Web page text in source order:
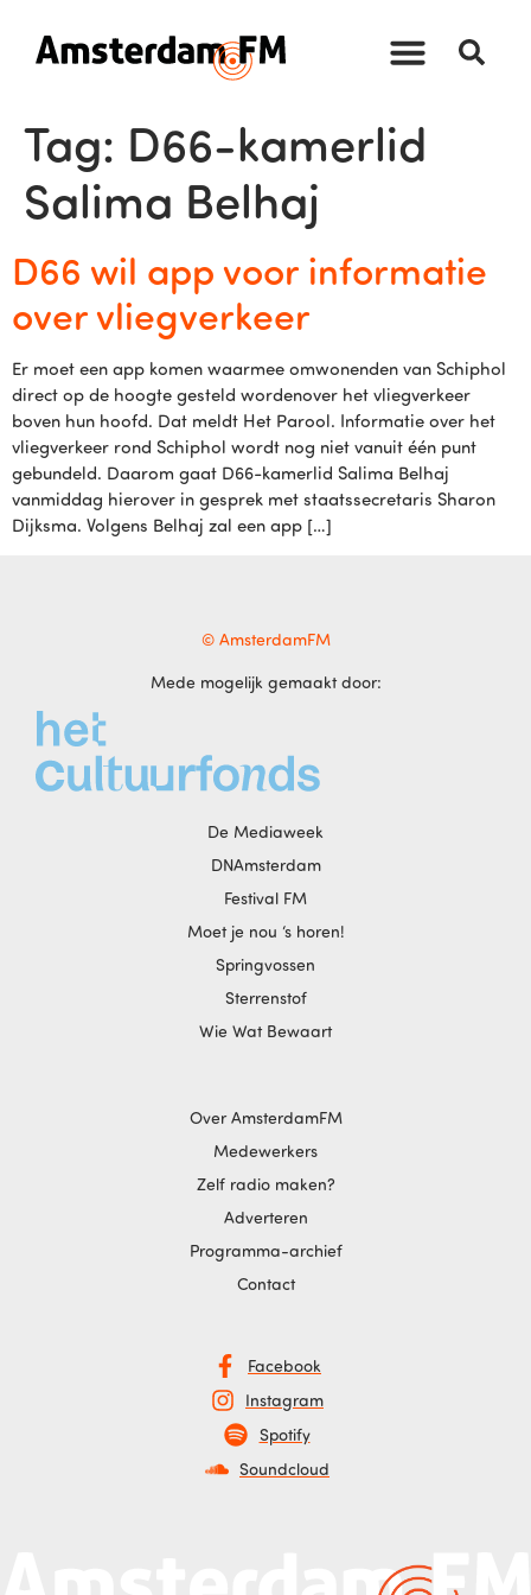
Tag: D66-kamerlid
Salima Belhaj
D66 wil app voor informatie
over vliegverkeer
Er moet een app komen waarmee omwonenden van Schiphol
direct op de hoogte gesteld wordenover het vliegverkeer
boven hun hoofd. Dat meldt Het Parool. Informatie over het
vliegverkeer rond Schiphol wordt nog niet vanuit één punt
gebundeld. Daarom gaat D66-kamerlid Salima Belhaj
vanmiddag hierover in gesprek met staatssecretaris Sharon
Dijksma. Volgens Belhaj zal een app […]
© AmsterdamFM
Mede mogelijk gemaakt door:
De Mediaweek
DNAmsterdam
Festival FM
Moet je nou ‘s horen!
Springvossen
Sterrenstof
Wie Wat Bewaart
Over AmsterdamFM
Medewerkers
Zelf radio maken?
Adverteren
Programma-archief
Contact
Facebook
Instagram
Spotify
Soundcloud